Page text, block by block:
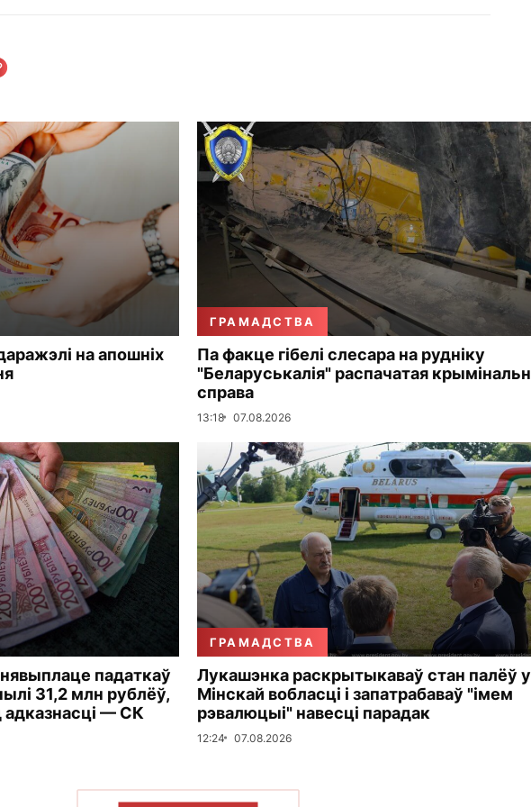
на апошніх
ГРАМАДСТВА
Па факце гібелі слесара на рудніку
"Беларуськалія" распачатая
справа
13:18 07.08.2026
падаткаў
31,2 млн рублёў,
адказнасці — СК
ГРАМАДСТВА
Лукашэнка раскрытыкаваў стан палёў у
Мінскай вобласці і запатрабаваў "імем
рэвалюцыі" навесці парадак
12:24 07.08.2026